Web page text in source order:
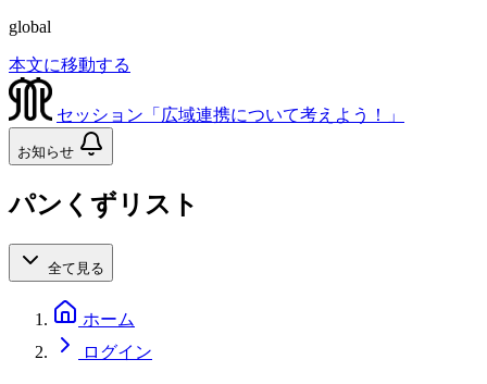
global
本文に移動する
セッション「広域連携について考えよう！」
お知らせ
パンくずリスト
全て見る
ホーム
ログイン